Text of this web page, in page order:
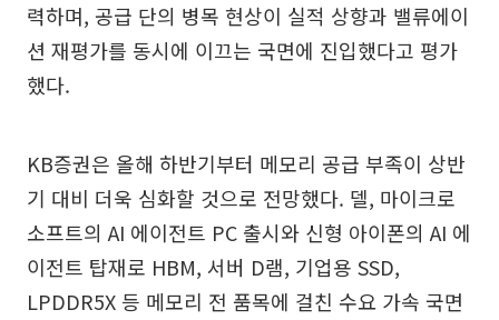
력하며, 공급 단의 병목 현상이 실적 상향과 밸류에이
션 재평가를 동시에 이끄는 국면에 진입했다고 평가
했다.
KB증권은 올해 하반기부터 메모리 공급 부족이 상반
기 대비 더욱 심화할 것으로 전망했다. 델, 마이크로
소프트의 AI 에이전트 PC 출시와 신형 아이폰의 AI 에
이전트 탑재로 HBM, 서버 D램, 기업용 SSD,
LPDDR5X 등 메모리 전 품목에 걸친 수요 가속 국면